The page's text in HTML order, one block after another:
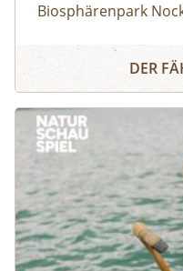
Biosphärenpark
Zirbenwälder in den
Zirbenwanderung
DER